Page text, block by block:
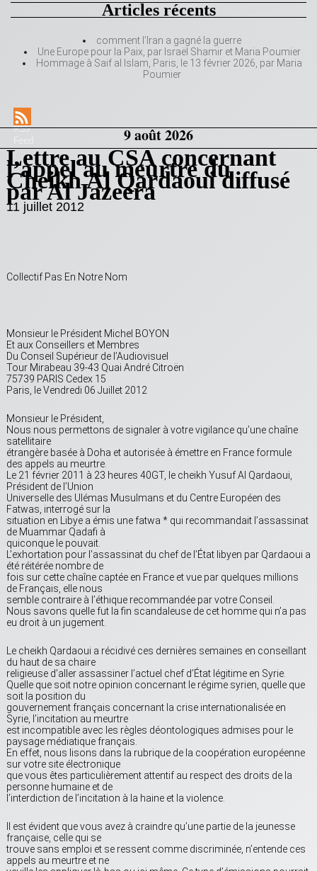
Articles récents
comment l’Iran a gagné la guerre
Une Europe pour la Paix, par Israël Shamir et Maria Poumier
Hommage à Saif al Islam, Paris, le 13 février 2026, par Maria
Poumier
RSS
Feed
9 août 2026
Lettre au CSA concernant
l’appel au meurtre du
Cheikh Al Qardaoui diffusé
par Al Jazeera
11 juillet 2012
Collectif Pas En Notre Nom
Monsieur le Président Michel BOYON
Et aux Conseillers et Membres
Du Conseil Supérieur de l’Audiovisuel
Tour Mirabeau 39-43 Quai André Citroën
75739 PARIS Cedex 15
Paris, le Vendredi 06 Juillet 2012
Monsieur le Président,
Nous nous permettons de signaler à votre vigilance qu’une chaîne
satellitaire
étrangère basée à Doha et autorisée à émettre en France formule
des appels au meurtre.
Le 21 février 2011 à 23 heures 40GT, le cheikh Yusuf Al Qardaoui,
Président de l’Union
Universelle des Ulémas Musulmans et du Centre Européen des
Fatwas, interrogé sur la
situation en Libye a émis une fatwa * qui recommandait l’assassinat
de Muammar Qadafi à
quiconque le pouvait.
L’exhortation pour l’assassinat du chef de l’État libyen par Qardaoui a
été réitérée nombre de
fois sur cette chaîne captée en France et vue par quelques millions
de Français, elle nous
semble contraire à l’éthique recommandée par votre Conseil.
Nous savons quelle fut la fin scandaleuse de cet homme qui n’a pas
eu droit à un jugement.
Le cheikh Qardaoui a récidivé ces dernières semaines en conseillant
du haut de sa chaire
religieuse d’aller assassiner l’actuel chef d’État légitime en Syrie.
Quelle que soit notre opinion concernant le régime syrien, quelle que
soit la position du
gouvernement français concernant la crise internationalisée en
Syrie, l’incitation au meurtre
est incompatible avec les règles déontologiques admises pour le
paysage médiatique français.
En effet, nous lisons dans la rubrique de la coopération européenne
sur votre site électronique
que vous êtes particulièrement attentif au respect des droits de la
personne humaine et de
l’interdiction de l’incitation à la haine et la violence.
Il est évident que vous avez à craindre qu’une partie de la jeunesse
française, celle qui se
trouve sans emploi et se ressent comme discriminée, n’entende ces
appels au meurtre et ne